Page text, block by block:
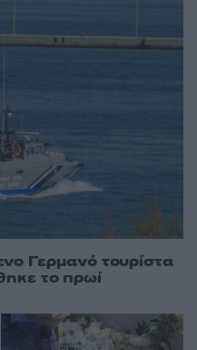
Γερμανό τουρίστα
το πρωί